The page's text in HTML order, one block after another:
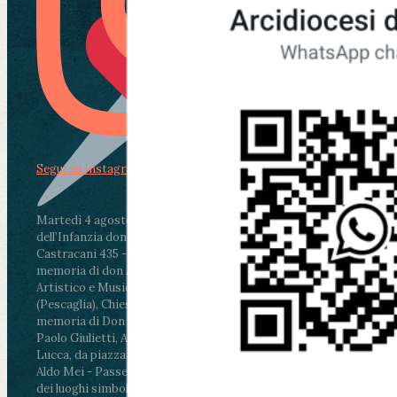
Martedì 4 agosto2026
ore 11:30 - Lucca, Scuola
dell’Infanzia don Aldo Mei - Viale Castruccio
Castracani 435 - Inaugurazione murales in
memoria di don Aldo Mei curato dal Liceo
Artistico e Musicale “Passaglia”
ore 18 - Fiano
(Pescaglia), Chiesa parrocchiale - Messa in
memoria di Don Aldo Mei celebrata da mons.
Paolo Giulietti, Arcivescovo di Lucca
ore 20.30 -
Lucca, da piazza San Michele al Cippo di don
Aldo Mei - Passeggiata della Memoria in alcuni
dei luoghi simbolo della città. Ritrovo alle ore
Segui su Instagram